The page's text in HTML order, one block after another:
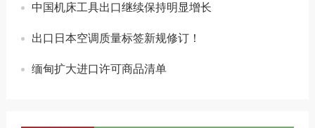
中国机床工具出口继续保持明显增长
出口日本空调质量标签新规修订！
缅甸扩大进口许可商品清单